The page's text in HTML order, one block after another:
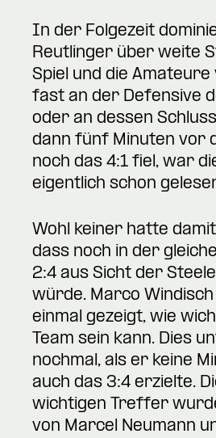
In der Folgezeit
Reutlinger über weite
Spiel und die
fast an der Defensive
oder an dessen
dann fünf Minuten vor
noch das 4:1 fiel, war
eigentlich schon
Wohl keiner hatte
dass noch in der
2:4 aus Sicht der
würde. Marco
einmal gezeigt, wie
Team sein kann. Dies
nochmal, als er keine
auch das 3:4 erzielte.
wichtigen Treffer
von Marcel Neumann